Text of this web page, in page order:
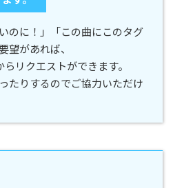
のに！」「この曲にこのタグ
望があれば、
らリクエストができます。
たりするのでご協力いただけ